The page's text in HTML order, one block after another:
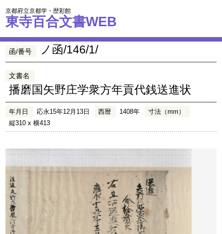
京都府立京都学・歴彩館
東寺百合文書WEB
函/番号 ノ函/146/1/
文書名
播磨国矢野庄学衆方年貢代銭送進状
年月日 応永15年12月13日 西暦 1408年
寸法（mm）
縦310 x 横413